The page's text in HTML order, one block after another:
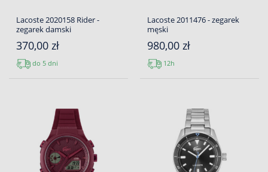
Lacoste 2020158 Rider -
zegarek damski
370,00 zł
do 5 dni
Lacoste 2011476 - zegarek
męski
980,00 zł
12h